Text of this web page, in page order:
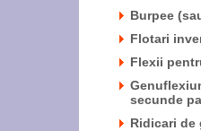
Burpee
Flotari
Flexii
secunde
Ridicari de